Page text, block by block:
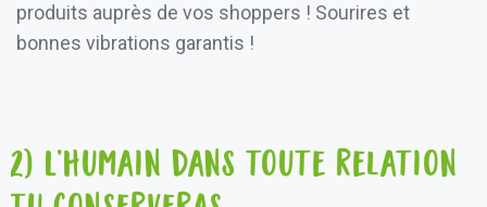
produits auprès de vos shoppers ! Sourires et
bonnes vibrations garantis !
2) L’humain dans toute relation